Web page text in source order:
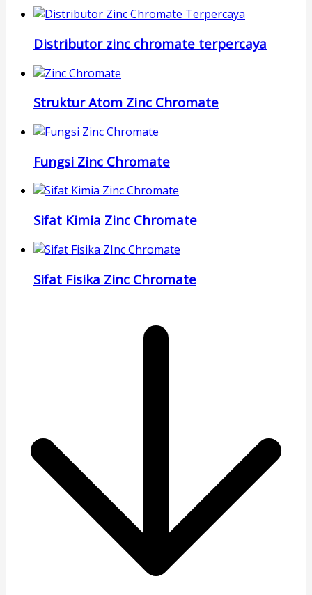
Distributor zinc chromate terpercaya
Struktur Atom Zinc Chromate
Fungsi Zinc Chromate
Sifat Kimia Zinc Chromate
Sifat Fisika Zinc Chromate